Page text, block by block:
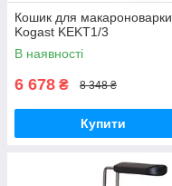
Кошик для макароноварки
Kogast KEKT1/3
В наявності
6 678 ₴ 8 348 ₴
Купити